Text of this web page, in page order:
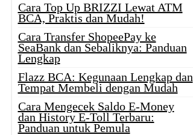
Cara Top Up BRIZZI Lewat ATM
BCA, Praktis dan Mudah!
Cara Transfer ShopeePay ke
SeaBank dan Sebaliknya: Panduan
Lengkap
Flazz BCA: Kegunaan Lengkap dan
Tempat Membeli dengan Mudah
Cara Mengecek Saldo E-Money
dan History E-Toll Terbaru:
Panduan untuk Pemula